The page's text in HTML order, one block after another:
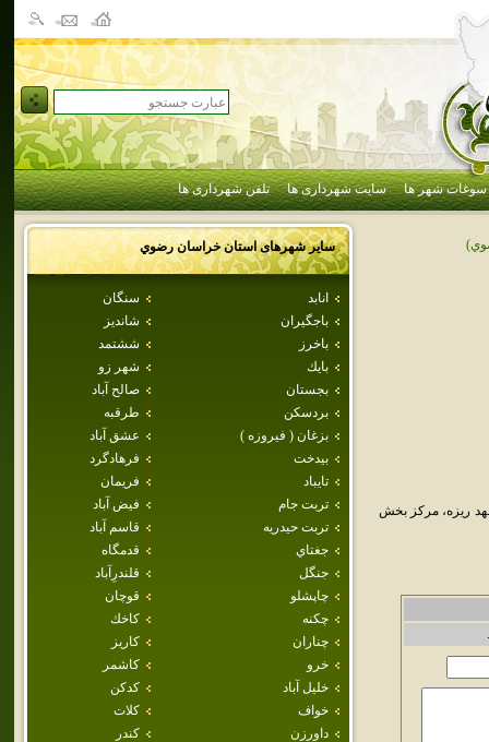
سوغات شهر ها سایت شهرداری ها تلفن شهرداری ها
سایر شهرهای استانخراسان رضوي
انابد
سنگان
باجگيران
شانديز
باخرز
ششتمد
بايك
شهر زو
بجستان
صالح آباد
بردسكن
طرقبه
بزغان ( فيروزه )
عشق آباد
بيدخت
فرهادگرد
تايباد
فريمان
تربت جام
فيض آباد
تربت حيدريه
قاسم آباد
جغتاي
قدمگاه
جنگل
قلندرِآباد
چاپشلو
قوچان
چکنه
كاخك
چناران
كاريز
خرو
كاشمر
خليل آباد
كدكن
خواف
كلات
داورزن
كندر
در سال 1384 با ارتقاء روستاي مشهد ريزه، مرکز بخش